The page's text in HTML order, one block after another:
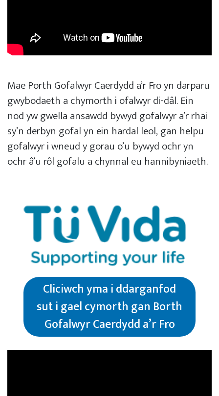
Mae Porth Gofalwyr Caerdydd a’r Fro yn darparu
gwybodaeth a chymorth i ofalwyr di-dâl. Ein
nod yw gwella ansawdd bywyd gofalwyr a’r rhai
sy’n derbyn gofal yn ein hardal leol, gan helpu
gofalwyr i wneud y gorau o’u bywyd ochr yn
ochr â’u rôl gofalu a chynnal eu hannibyniaeth.
Cliciwch yma i ddarganfod
sut i gael cymorth gan Borth
Gofalwyr Caerdydd a’r Fro